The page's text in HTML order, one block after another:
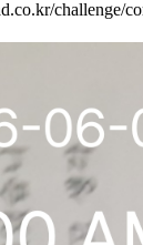
challenge/